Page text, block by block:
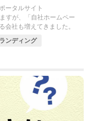
ータルサイト
すが、「自社ホームペー
会社も増えてきました。
ンディング